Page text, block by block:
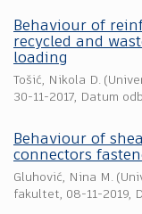
Behaviour of
recycled and
loading
Tošić, Nikola D. (
30-11-2017, Datum
Behaviour of
connectors
Gluhović, Nina M. (
fakultet, 08-11-2019,